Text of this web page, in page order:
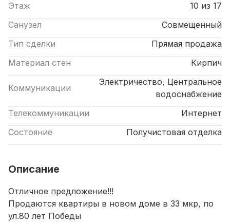
Этаж
10 из 17
Санузел
Совмещенный
Тип сделки
Прямая продажа
Материал стен
Кирпич
Коммуникации
Электричество, Центральное
водоснабжение
Телекоммуникации
Интернет
Состояние
Получистовая отделка
Описание
Отличное предложение!!!
Продаются квартиры в новом доме в 33 мкр, по
ул.80 лет Победы